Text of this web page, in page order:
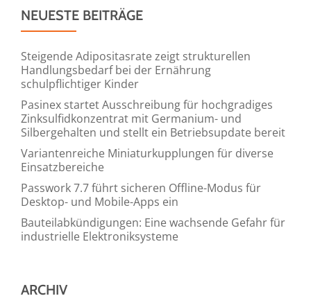
NEUESTE BEITRÄGE
Steigende Adipositasrate zeigt strukturellen
Handlungsbedarf bei der Ernährung
schulpflichtiger Kinder
Pasinex startet Ausschreibung für hochgradiges
Zinksulfidkonzentrat mit Germanium- und
Silbergehalten und stellt ein Betriebsupdate bereit
Variantenreiche Miniaturkupplungen für diverse
Einsatzbereiche
Passwork 7.7 führt sicheren Offline-Modus für
Desktop- und Mobile-Apps ein
Bauteilabkündigungen: Eine wachsende Gefahr für
industrielle Elektroniksysteme
ARCHIV